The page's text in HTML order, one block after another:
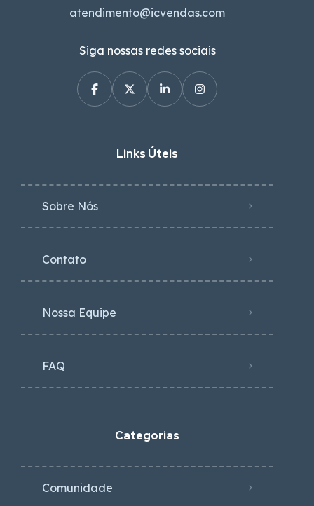
atendimento@icvendas.com
Siga nossas redes sociais
Links Úteis
Sobre Nós
Contato
Nossa Equipe
FAQ
Categorias
Comunidade